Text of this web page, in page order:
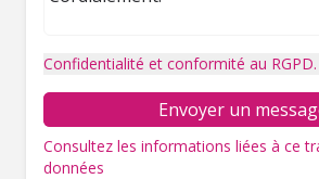
Confidentialité et conformité au RGPD.
Envoyer un
Consultez les informations liées à ce
données